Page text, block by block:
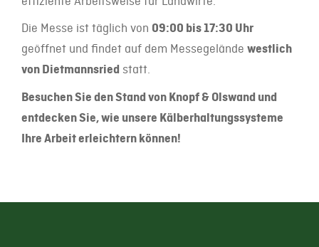
Die Messe ist täglich von 09:00 bis 17:30 Uhr
geöffnet und findet auf dem Messegelände westlich
von Dietmannsried statt.
Besuchen Sie den Stand von Knopf & Olswand und
entdecken Sie, wie unsere Kälberhaltungssysteme
Ihre Arbeit erleichtern können!